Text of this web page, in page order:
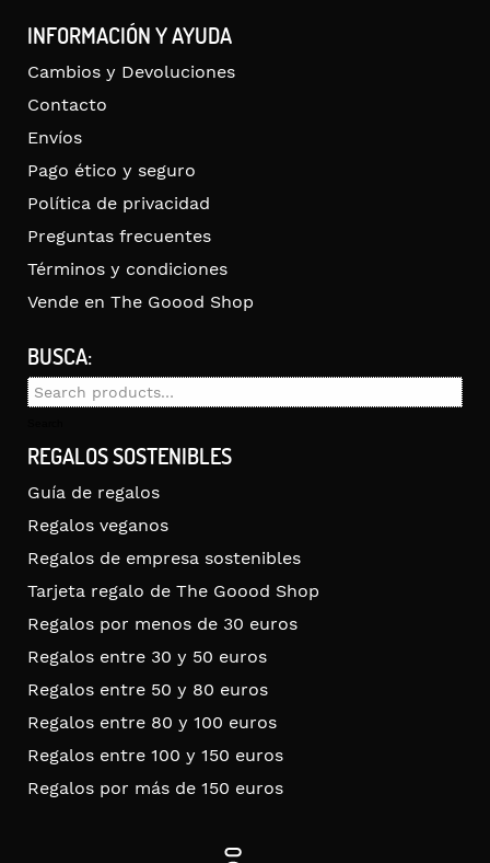
INFORMACIÓN Y AYUDA
Cambios y Devoluciones
Contacto
Envíos
Pago ético y seguro
Política de privacidad
Preguntas frecuentes
Términos y condiciones
Vende en The Goood Shop
BUSCA:
Search
REGALOS SOSTENIBLES
Guía de regalos
Regalos veganos
Regalos de empresa sostenibles
Tarjeta regalo de The Goood Shop
Regalos por menos de 30 euros
Regalos entre 30 y 50 euros
Regalos entre 50 y 80 euros
Regalos entre 80 y 100 euros
Regalos entre 100 y 150 euros
Regalos por más de 150 euros